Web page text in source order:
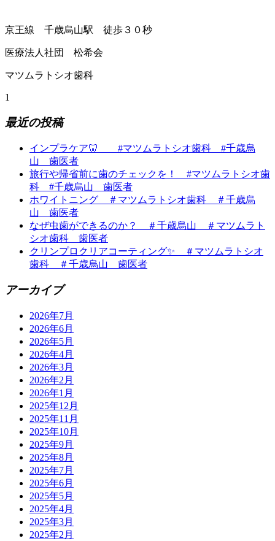
京王線 千歳烏山駅 徒歩３０秒
医療法人社団 松希会
マツムラトシオ歯科
1
最近の投稿
インプラケア🦷 #マツムラトシオ歯科 #千歳烏
山 歯医者
旅行や帰省前に歯のチェックを！ #マツムラトシオ歯
科 #千歳烏山 歯医者
ホワイトニング ＃マツムラトシオ歯科 ＃千歳烏
山 歯医者
なぜ虫歯ができるのか？ ＃千歳烏山 ＃マツムラト
シオ歯科 歯医者
クリンプロクリアコーティング✨ ＃マツムラトシオ
歯科 ＃千歳烏山 歯医者
アーカイブ
2026年7月
2026年6月
2026年5月
2026年4月
2026年3月
2026年2月
2026年1月
2025年12月
2025年11月
2025年10月
2025年9月
2025年8月
2025年7月
2025年6月
2025年5月
2025年4月
2025年3月
2025年2月